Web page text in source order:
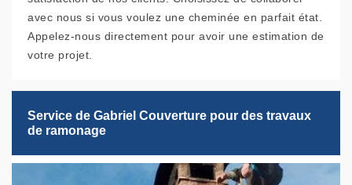
avec nous si vous voulez une cheminée en parfait état.
Appelez-nous directement pour avoir une estimation de
votre projet.
Service de Gabriel Couverture pour des travaux
de ramonage